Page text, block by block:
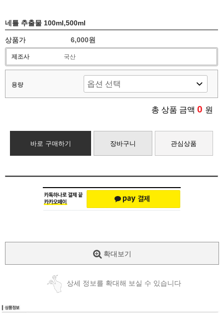
네틀 추출물 100ml,500ml
상품가 6,000원
제조사 국산
용량
총 상품 금액 0 원
바로 구매하기 장바구니 관심상품
확대보기
상세 정보를 확대해 보실 수 있습니다